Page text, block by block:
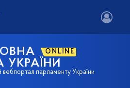
ONLINE
УКРАЇНИ
вебпортал парламенту України